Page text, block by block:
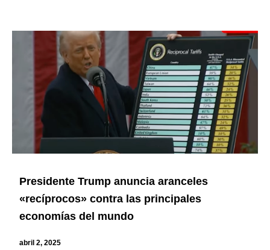
Presidente Trump anuncia aranceles
«recíprocos» contra las principales
economías del mundo
abril 2, 2025